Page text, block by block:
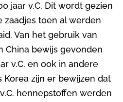
jaar v.C. Dit wordt gezien
zaadjes toen al werden
Van het gebruik van
China bewijs gevonden
v.C. en ook in andere
Korea zijn er bewijzen dat
hennepstoffen werden